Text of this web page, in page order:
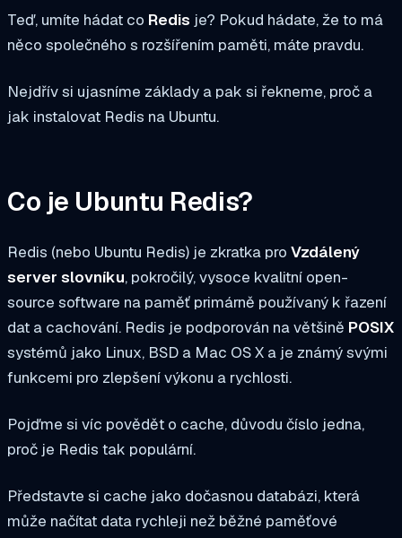
Teď, umíte hádat co Redis je? Pokud hádate, že to má
něco společného s rozšířením paměti, máte pravdu.
Nejdřív si ujasníme základy a pak si řekneme, proč a
jak instalovat Redis na Ubuntu.
Co je Ubuntu Redis?
Redis (nebo Ubuntu Redis) je zkratka pro Vzdálený
server slovníku, pokročilý, vysoce kvalitní open-
source software na paměť primárně používaný k řazení
dat a cachování. Redis je podporován na většině POSIX
systémů jako Linux, BSD a Mac OS X a je známý svými
funkcemi pro zlepšení výkonu a rychlosti.
Pojďme si víc povědět o cache, důvodu číslo jedna,
proč je Redis tak populární.
Představte si cache jako dočasnou databázi, která
může načítat data rychleji než běžné paměťové